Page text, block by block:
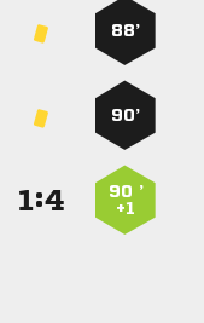
88’
90’
90 ’
+1
: